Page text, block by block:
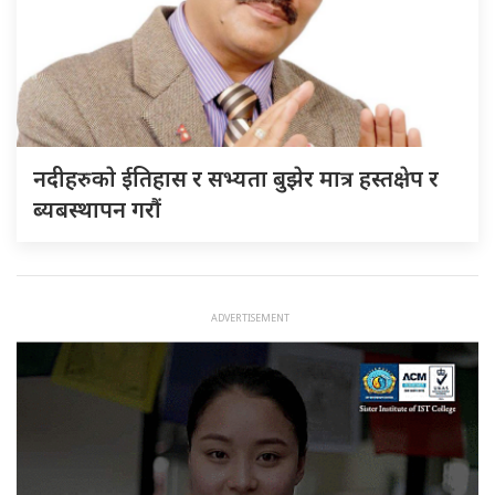
नदीहरुकाे ईतिहास र सभ्यता बुझेर मात्र हस्तक्षेप र
ब्यबस्थापन गराैं